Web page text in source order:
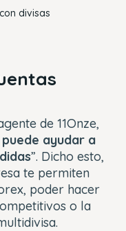
divisas
de 11Onze,
ayudar a
”. Dicho esto,
te permiten
poder hacer
o la